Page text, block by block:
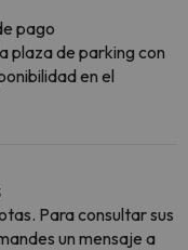
pago
plaza de parking con
en el
Para consultar sus
un mensaje a